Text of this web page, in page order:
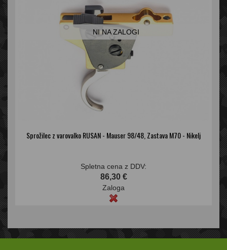
NI NA ZALOGI
Sprožilec z varovalko RUSAN - Mauser 98/48, Zastava M70 - Nikelj
Spletna cena z DDV:
86,30 €
Zaloga